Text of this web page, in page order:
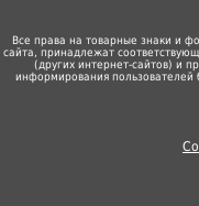
Все права на товарные знаки и
сайта, принадлежат
(других интернет-сайтов) и
информирования